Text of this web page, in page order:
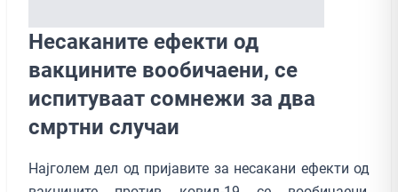
Несаканите ефекти од
вакцините вообичаени, се
испитуваат сомнежи за два
смртни случаи
Најголем дел од пријавите за несакани ефекти од